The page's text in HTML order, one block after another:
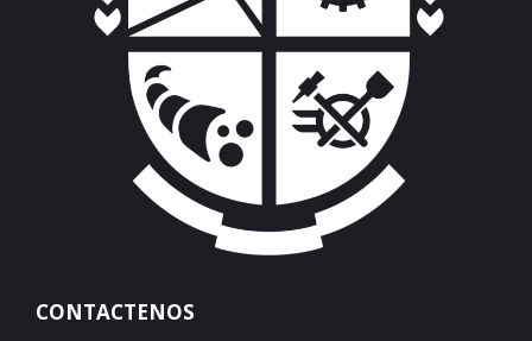
CONTACTENOS